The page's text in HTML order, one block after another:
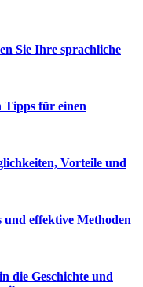
Sie Ihre sprachliche
Tipps für einen
Vorteile und
effektive Methoden
die Geschichte und